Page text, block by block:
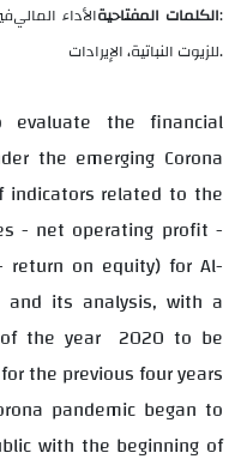
الكلمات المفتاحية: الأداء المالي
للزيوت النباتية، الإيرادات.
the financial
the emerging Corona
indicators related to the
- net operating profit -
on equity) for Al-
and its analysis, with a
the year 2020 to be
the previous four years
pandemic began to
with the beginning of